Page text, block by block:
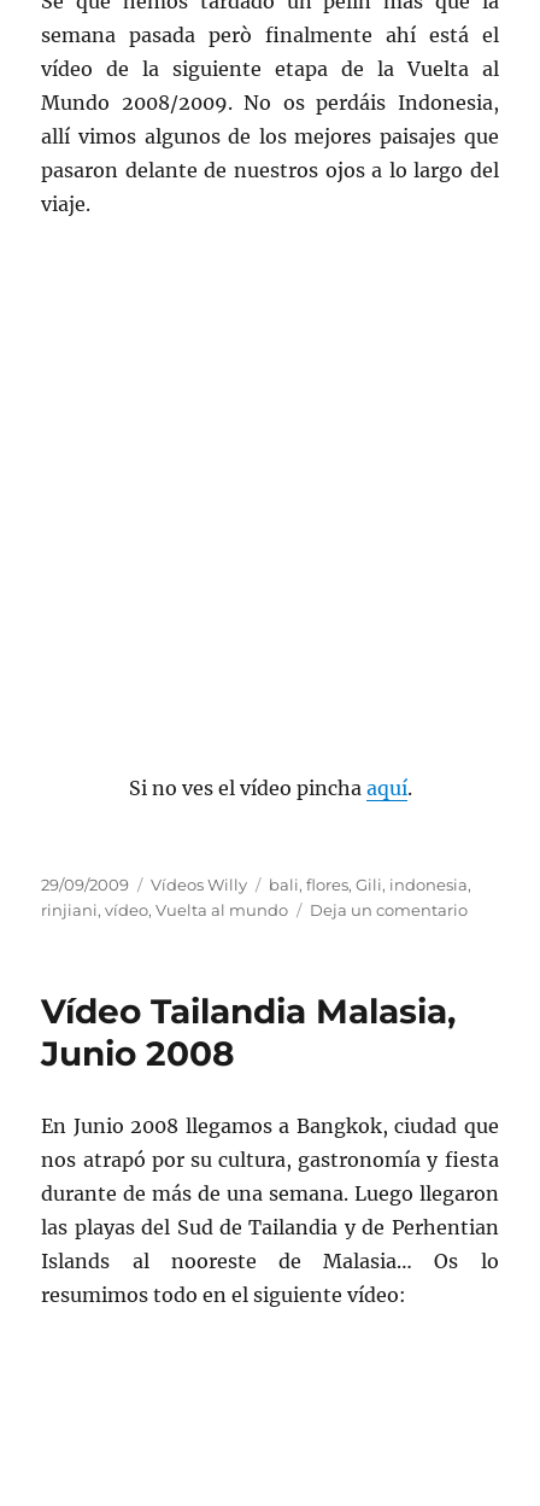
semana pasada però finalmente ahí está el
vídeo de la siguiente etapa de la Vuelta al
Mundo 2008/2009. No os perdáis Indonesia,
allí vimos algunos de los mejores paisajes que
pasaron delante de nuestros ojos a lo largo del
viaje.
Si no ves el vídeo pincha aquí.
Publicado
el
29/09/2009 Categorías
Vídeos Willy Etiquetas
bali,flores,Gili, indonesia,
rinjiani,vídeo,Vuelta al mundo Deja un comentarioen
Vídeo Tailandia Malasia,
Junio 2008
En Junio 2008 llegamos a Bangkok, ciudad que
nos atrapó por su cultura, gastronomía y fiesta
durante de más de una semana. Luego llegaron
las playas del Sud de Tailandia y de Perhentian
Islands al nooreste de Malasia… Os lo
resumimos todo en el siguiente vídeo: